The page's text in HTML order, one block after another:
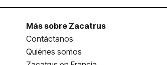
Más sobre Zacatrus
Contáctanos
Quiénes somos